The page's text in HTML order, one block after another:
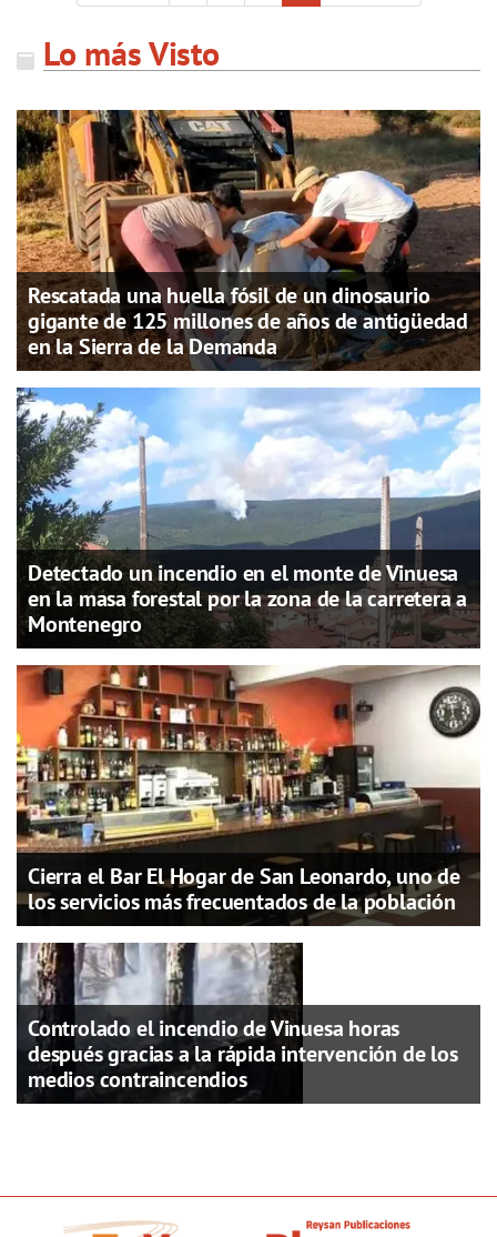
Lo más Visto
Rescatada una huella fósil de un dinosaurio
gigante de 125 millones de años de antigüedad
en la Sierra de la Demanda
Detectado un incendio en el monte de Vinuesa
en la masa forestal por la zona de la carretera a
Montenegro
Cierra el Bar El Hogar de San Leonardo, uno de
los servicios más frecuentados de la población
Controlado el incendio de Vinuesa horas
después gracias a la rápida intervención de los
medios contraincendios